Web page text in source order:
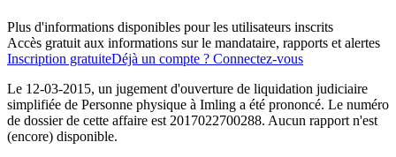
Plus d'informations disponibles pour les utilisateurs inscrits
Accès gratuit aux informations sur le mandataire, rapports et alertes
Inscription gratuiteDéjà un compte ? Connectez-vous
Le 12-03-2015, un jugement d'ouverture de liquidation judiciaire
simplifiée de Personne physique à Imling a été prononcé. Le numéro
de dossier de cette affaire est 2017022700288. Aucun rapport n'est
(encore) disponible.